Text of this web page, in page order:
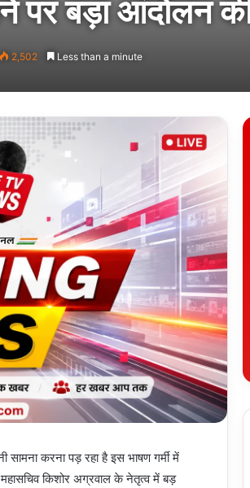
पर बड़ा आंदोलन
2,502 Less than a minute
करना पड़ रहा है इस भाषण गर्मी में
किशोर अग्रवाल के नेतृत्व में बड़